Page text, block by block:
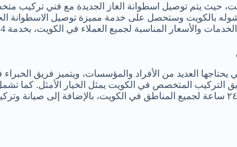
حيث يتم توصيل اسطوانة الغاز الجديدة مع فني تركيب
بالكويت وستحصل على خدمة مميزة توصيل الاسطوانة
المناسبة لجميع العملاء في الكويت، بخدمة 24 ساعة لجميع المناطق.
يحتاجها العديد من الأفراد والمؤسسات، ويتميز فريق
التركيب المتخصص في الكويت يمثل الخيار الأمثل. كما
لضمان استخدامها بكفاءة وأمان. يقدم الفريق خدمة ٢٤ ساعة لجميع المناطق